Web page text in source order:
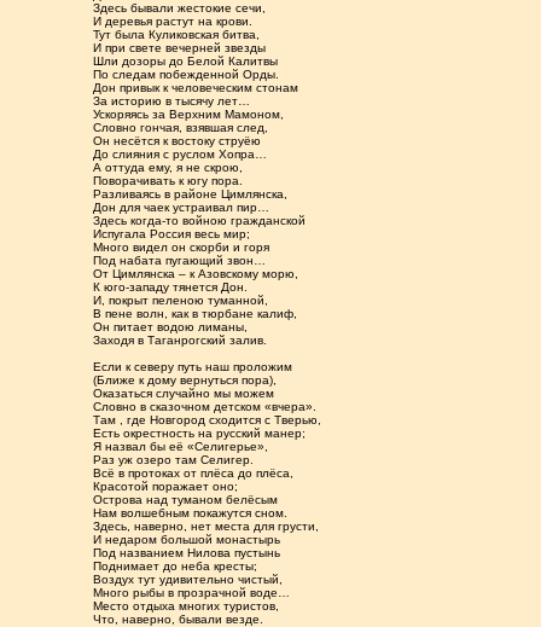
Здесь бывали жестокие сечи,
И деревья растут на крови.
Тут была Куликовская битва,
И при свете вечерней звезды
Шли дозоры до Белой Калитвы
По следам побежденной Орды.
Дон привык к человеческим стонам
За историю в тысячу лет…
Ускоряясь за Верхним Мамоном,
Словно гончая, взявшая след,
Он несётся к востоку струёю
До слияния с руслом Хопра…
А оттуда ему, я не скрою,
Поворачивать к югу пора.
Разливаясь в районе Цимлянска,
Дон для чаек устраивал пир…
Здесь когда-то войною гражданской
Испугала Россия весь мир;
Много видел он скорби и горя
Под набата пугающий звон…
От Цимлянска – к Азовскому морю,
К юго-западу тянется Дон.
И, покрыт пеленою туманной,
В пене волн, как в тюрбане калиф,
Он питает водою лиманы,
Заходя в Таганрогский залив.
Если к северу путь наш проложим
(Ближе к дому вернуться пора),
Оказаться случайно мы можем
Словно в сказочном детском «вчера».
Там , где Новгород сходится с Тверью,
Есть окрестность на русский манер;
Я назвал бы её «Селигерье»,
Раз уж озеро там Селигер.
Всё в протоках от плёса до плёса,
Красотой поражает оно;
Острова над туманом белёсым
Нам волшебным покажутся сном.
Здесь, наверно, нет места для грусти,
И недаром большой монастырь
Под названием Нилова пустынь
Поднимает до неба кресты;
Воздух тут удивительно чистый,
Много рыбы в прозрачной воде…
Место отдыха многих туристов,
Что, наверно, бывали везде.